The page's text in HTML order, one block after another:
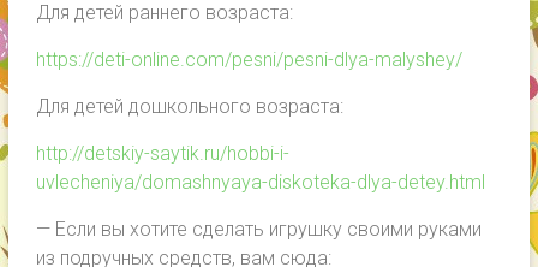
Для детей раннего возраста:
https://deti-online.com/pesni/pesni-dlya-malyshey/
Для детей дошкольного возраста:
http://detskiy-saytik.ru/hobbi-i-
uvlecheniya/domashnyaya-diskoteka-dlya-detey.html
— Если вы хотите сделать игрушку своими руками
из подручных средств, вам сюда: